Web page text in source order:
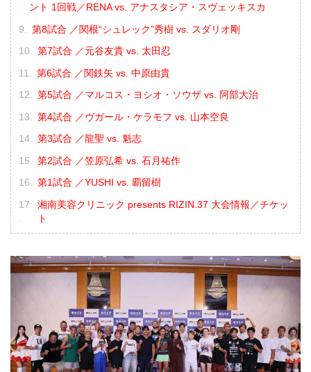
ント 1回戦／RENA vs. アナスタシア・スヴェッキスカ
第8試合 ／関根“シュレック”秀樹 vs. スダリオ剛
第7試合 ／元谷友貴 vs. 太田忍
第6試合 ／関鉄矢 vs. 中原由貴
第5試合 ／マルコス・ヨシオ・ソウザ vs. 阿部大治
第4試合 ／ヴガール・ケラモフ vs. 山本空良
第3試合 ／龍聖 vs. 魁志
第2試合 ／笠原弘希 vs. 石月祐作
第1試合 ／YUSHI vs. 覇留樹
湘南美容クリニック presents RIZIN.37 大会情報／チケッ
ト